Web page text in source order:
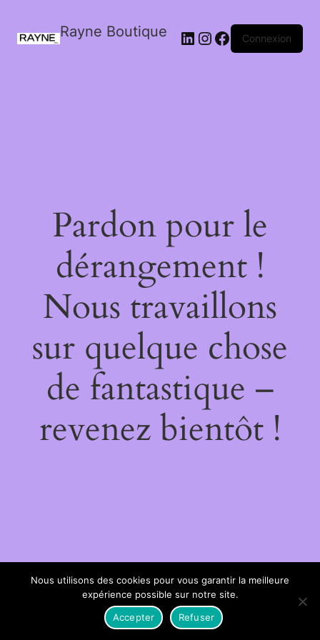
Rayne Boutique Connexion
Pardon pour le
dérangement !
Nous travaillons
sur quelque chose
de fantastique –
revenez bientôt !
Nous utilisons des cookies pour vous garantir la meilleure
expérience possible sur notre site.
Accepter
Refuser